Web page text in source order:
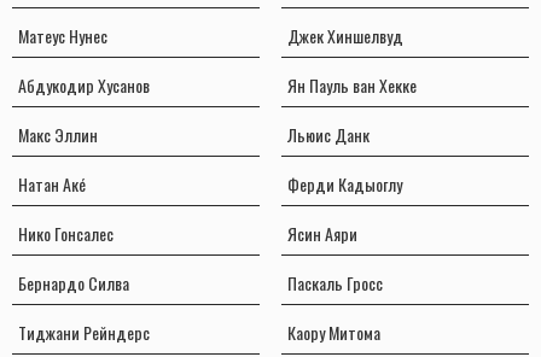
Матеус Нунес
Абдукодир Хусанов
Макс Эллин
Натан Акé
Нико Гонсалес
Бернардо Силва
Тиджани Рейндерс
Джек Хиншелвуд
Ян Пауль ван Хекке
Льюис Данк
Ферди Кадыоглу
Ясин Аяри
Паскаль Гроcс
Каору Митома